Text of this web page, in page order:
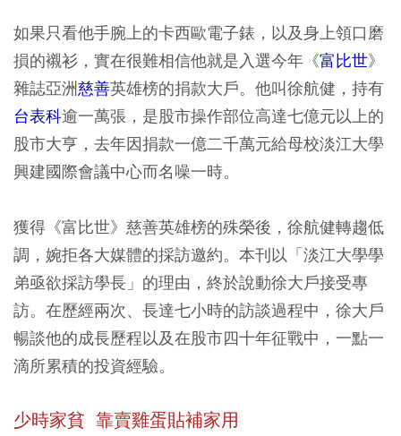
如果只看他手腕上的卡西歐電子錶，以及身上領口磨
損的襯衫，實在很難相信他就是入選今年《富比世》
雜誌亞洲慈善英雄榜的捐款大戶。他叫徐航健，持有
台表科逾一萬張，是股市操作部位高達七億元以上的
股市大亨，去年因捐款一億二千萬元給母校淡江大學
興建國際會議中心而名噪一時。
獲得《富比世》慈善英雄榜的殊榮後，徐航健轉趨低
調，婉拒各大媒體的採訪邀約。本刊以「淡江大學學
弟亟欲採訪學長」的理由，終於說動徐大戶接受專
訪。在歷經兩次、長達七小時的訪談過程中，徐大戶
暢談他的成長歷程以及在股市四十年征戰中，一點一
滴所累積的投資經驗。
少時家貧 靠賣雞蛋貼補家用